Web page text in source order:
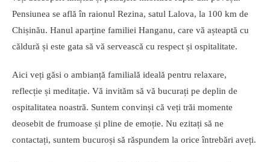
Pensiunea se află în raionul Rezina, satul Lalova, la 100 km de
Chișinău. Hanul aparține familiei Hanganu, care vă așteaptă cu
căldură și este gata să vă servească cu respect și ospitalitate.
Aici veți găsi o ambianță familială ideală pentru relaxare,
reflecție și meditație. Vă invităm să vă bucurați pe deplin de
ospitalitatea noastră. Suntem convinși că veți trăi momente
deosebit de frumoase și pline de emoție. Nu ezitați să ne
contactați, suntem bucuroși să răspundem la orice întrebări aveți.